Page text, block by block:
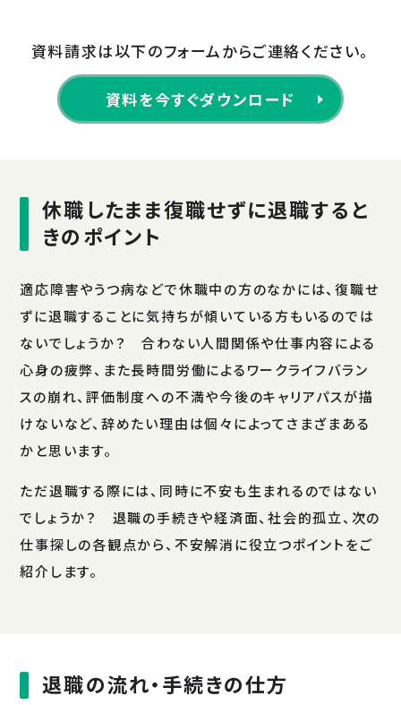
資料請求は以下のフォームからご連絡ください。
資料を今すぐダウンロード
休職したまま復職せずに退職すると
きのポイント
適応障害やうつ病などで休職中の方のなかには、復職せ
ずに退職することに気持ちが傾いている方もいるのでは
ないでしょうか？ 合わない人間関係や仕事内容による
心身の疲弊、また長時間労働によるワークライフバラン
スの崩れ、評価制度への不満や今後のキャリアパスが描
けないなど、辞めたい理由は個々によってさまざまある
かと思います。
ただ退職する際には、同時に不安も生まれるのではない
でしょうか？ 退職の手続きや経済面、社会的孤立、次の
仕事探しの各観点から、不安解消に役立つポイントをご
紹介します。
退職の流れ・手続きの仕方